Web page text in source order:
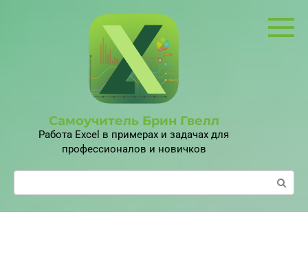
Самоучитель Брин Гвелл
Работа Excel в примерах и задачах для
профессионалов и новичков
Поиск: